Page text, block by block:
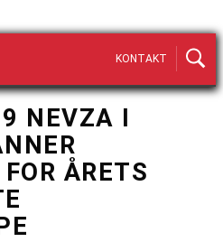
KONTAKT
NEVZA I
ÅRETS